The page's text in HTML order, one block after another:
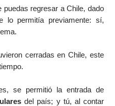
regresar a Chile, dado
lo permitía previamente: sí,
cerradas en Chile, este
se permitió la entrada de
del país; y tú, al contar